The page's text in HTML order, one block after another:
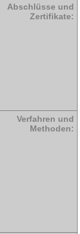
Abschlüsse und
Zertifikate:
Verfahren und
Methoden: